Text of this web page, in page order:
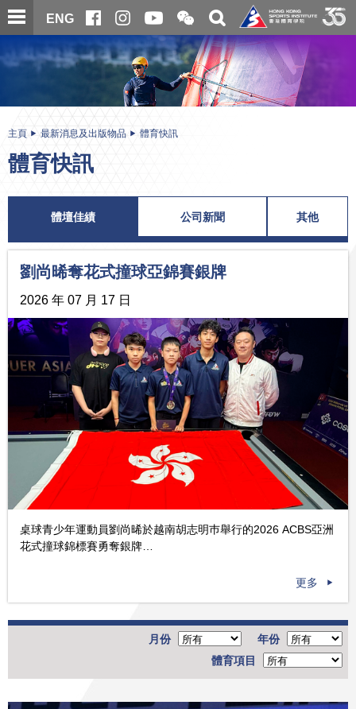
跳
至
內
ENG
開
合
微
信
二
維
碼
關
搜
尋
内
主頁 最新消息及出版物品 體育快訊
體育快訊
體壇佳績 公司新聞 其他
劉尚晞奪花式撞球亞錦賽銀牌
2026 年 07 月 17 日
桌球青少年運動員劉尚晞於越南胡志明巿舉行的2026 ACBS亞洲
花式撞球錦標賽勇奪銀牌…
更多
年份
月份
體育項目